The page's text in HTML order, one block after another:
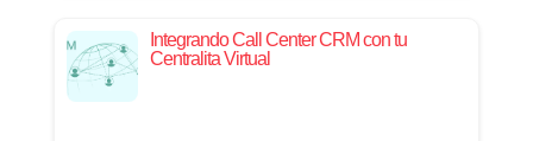
Integrando Call Center CRM con tu
Centralita Virtual